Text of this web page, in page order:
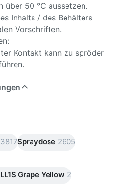
über 50 °C aussetzen.
Inhalts / des Behälters
Vorschriften.
Kontakt kann zu spröder
3817Spraydose 2605
Grape Yellow 2